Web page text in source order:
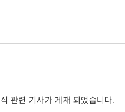
관련 기사가 게재 되었습니다.